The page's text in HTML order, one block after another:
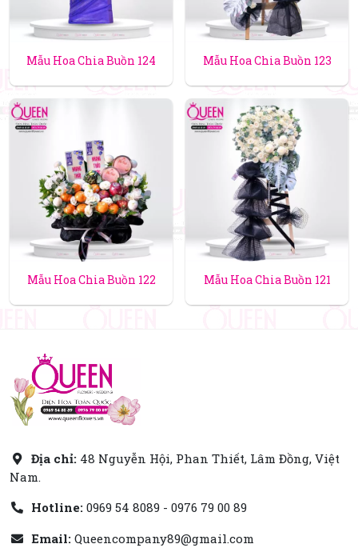
Mẫu Hoa Chia Buồn 124 Mẫu Hoa Chia Buồn 123
Mẫu Hoa Chia Buồn 122 Mẫu Hoa Chia Buồn 121
Địa chỉ: 48 Nguyễn Hội, Phan Thiết, Lâm Đồng, Việt
Nam.
Hotline: 0969 54 8089 - 0976 79 00 89
Email: Queencompany89@gmail.com